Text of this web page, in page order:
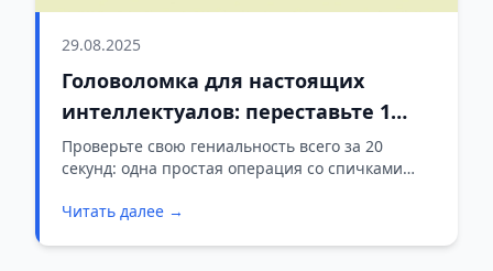
29.08.2025
Головоломка для настоящих
интеллектуалов: переставьте 1
спичку в неравенстве за 20 секунд
Проверьте свою гениальность всего за 20
секунд: одна простая операция со спичками
правильное. Узнайте, насколько быстро ваш
Читать далее →